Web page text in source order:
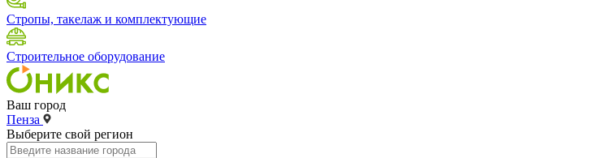
Стропы, такелаж и комплектующие
Строительное оборудование
Ваш город
Пенза
Выберите свой регион